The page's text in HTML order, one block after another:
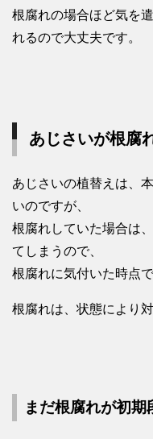
根腐れの場合ほど気を
れるので大丈夫です。
あじさいが根腐
あじさいの植替えは、
いのですが、
根腐れしていた場合は
てしまうので、
根腐れに気付いた時点
根腐れは、状態により
まだ根腐れが初期